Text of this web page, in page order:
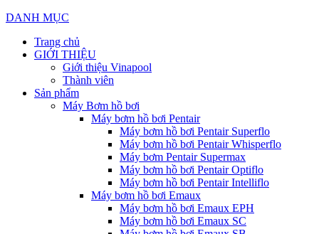
DANH MỤC
Trang chủ
GIỚI THIỆU
Giới thiệu Vinapool
Thành viên
Sản phẩm
Máy Bơm hồ bơi
Máy bơm hồ bơi Pentair
Máy bơm hồ bơi Pentair Superflo
Máy bơm hồ bơi Pentair Whisperflo
Máy bơm Pentair Supermax
Máy bơm hồ bơi Pentair Optiflo
Máy bơm hồ bơi Pentair Intelliflo
Máy bơm hồ bơi Emaux
Máy bơm hồ bơi Emaux EPH
Máy bơm hồ bơi Emaux SC